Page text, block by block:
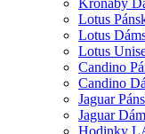
Kronaby
Lotus
Lotus
Lotus
Candino
Candino
Jaguar
Jaguar
Hodinky